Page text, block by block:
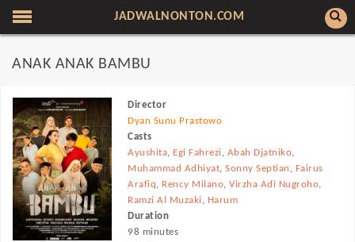
JADWALNONTON.COM
ANAK ANAK BAMBU
Director
Dyan Sunu Prastowo
Casts
Ayushita, Egi Fahrezi, Abah Djatniko,
Muhammad Adhiyat,Sonny Septian , Fairus
Arafiq, Rency Milano,Virzha Adi Nugroho,
Ramzi Al Muzaki, Harum
Duration
98 minutes